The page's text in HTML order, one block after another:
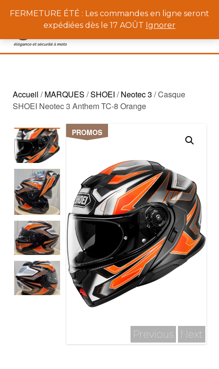
FERMETURE ÉTÉ : Les commandes en ligne seront
expédiées dès le 17 AOÛT Ignorer
Accueil /MARQUES /SHOEI /Neotec 3 / Casque
SHOEI Neotec 3 Anthem TC-8 Orange
PROMOS
Previous Next